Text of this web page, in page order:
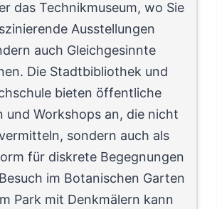
das Technikmuseum, wo Sie
Ausstellungen
auch Gleichgesinnte
Die Stadtbibliothek und
bieten öffentliche
und Workshops an, die nicht
sondern auch als
für diskrete Begegnungen
im Botanischen Garten
Park mit Denkmälern kann